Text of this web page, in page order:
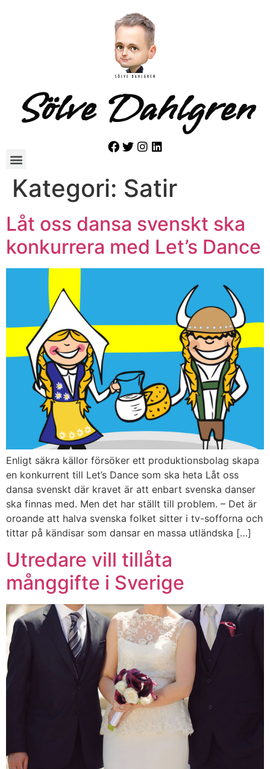
Sölve Dahlgren
Kategori: Satir
Låt oss dansa svenskt ska
konkurrera med Let’s Dance
Enligt säkra källor försöker ett produktionsbolag skapa
en konkurrent till Let’s Dance som ska heta Låt oss
dansa svenskt där kravet är att enbart svenska danser
ska finnas med. Men det har ställt till problem. – Det är
oroande att halva svenska folket sitter i tv-sofforna och
tittar på kändisar som dansar en massa utländska […]
Utredare vill tillåta
månggifte i Sverige